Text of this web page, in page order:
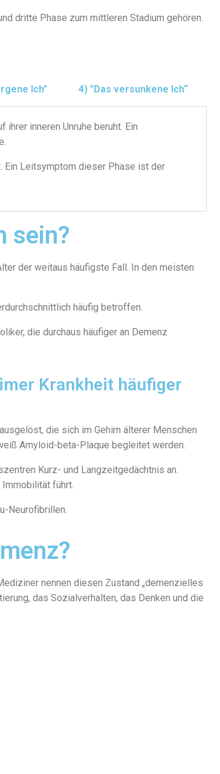
dritte Phase zum mittleren Stadium gehören.
Ich" 4) "Das versunkene Ich“
inneren Unruhe beruht. Ein
Ein Leitsymptom dieser Phase ist der
sein?
der weitaus häufigste Fall. In den meisten
häufig betroffen.
die durchaus häufiger an Demenz
Krankheit häufiger
die sich im Gehirn älterer Menschen
Amyloid-beta-Plaque begleitet werden.
Kurz- und Langzeitgedächtnis an.
führt.
Neurofibrillen.
nennen diesen Zustand „demenzielles
das Sozialverhalten, das Denken und die